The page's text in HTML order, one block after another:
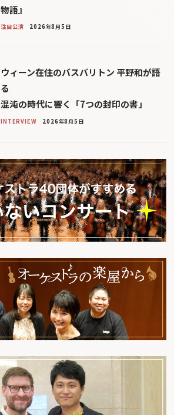
物語』
注目公演 2026年8月5日
ウィーン在住のバスバリトン 平野和が語
る
混沌の時代に響く「7つの封印の書」
INTERVIEW 2026年8月5日